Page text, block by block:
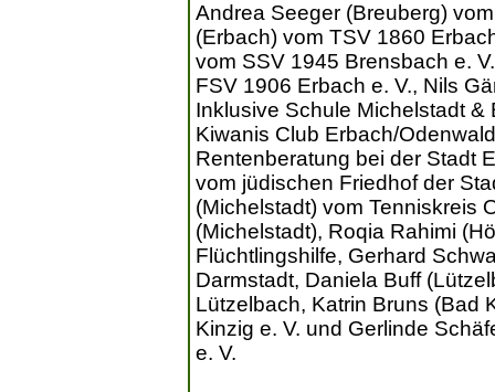
Andrea Seeger (Breuberg)
(Erbach) vom TSV 1860
vom SSV 1945 Brensbach e.
FSV 1906 Erbach e. V., Nils
Inklusive Schule Michelstadt
Kiwanis Club Erbach/
Rentenberatung bei der Stadt
vom jüdischen Friedhof der
(Michelstadt) vom Tenniskreis
(Michelstadt), Roqia Rahimi
Flüchtlingshilfe, Gerhard
Darmstadt, Daniela Buff
Lützelbach, Katrin Bruns (Bad
Kinzig e. V. und Gerlinde
e. V.